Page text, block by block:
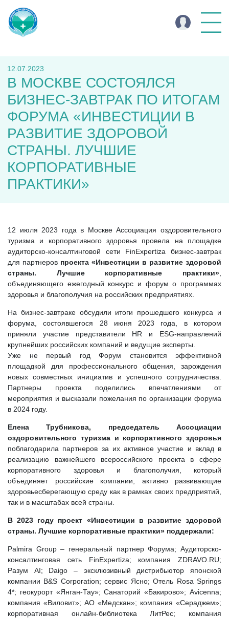
12.07.2023
В МОСКВЕ СОСТОЯЛСЯ
БИЗНЕС-ЗАВТРАК ПО ИТОГАМ
ФОРУМА «ИНВЕСТИЦИИ В
РАЗВИТИЕ ЗДОРОВОЙ
СТРАНЫ. ЛУЧШИЕ
КОРПОРАТИВНЫЕ
ПРАКТИКИ»
12 июля 2023 года в Москве Ассоциация оздоровительного
туризма и корпоративного здоровья провела на площадке
аудиторско-консалтинговой сети FinExpertiza бизнес-завтрак
для партнеров проекта «Инвестиции в развитие здоровой
страны. Лучшие корпоративные практики»
объединяющего ежегодный конкурс и форум о программах
здоровья и благополучия на российских предприятиях.
На бизнес-завтраке обсудили итоги прошедшего конкурса и
форума, состоявшегося 28 июня 2023 года, в котором
приняли участие представители HR и ESG-направлений
крупнейших российских компаний и ведущие эксперты.
Уже не первый год Форум становится эффективной
площадкой для профессионального общения, зарождения
новых совместных инициатив и успешного сотрудничества.
Партнеры проекта поделились впечатлениями от
мероприятия и высказали пожелания по организации форума
в 2024 году.
Елена Трубникова, председатель Ассоциации
оздоровительного туризма и корпоративного здоровья
поблагодарила партнеров за их активное участие и вклад в
реализацию важнейшего всероссийского проекта в сфере
корпоративного здоровья и благополучия, который
объединяет российские компании, активно развивающие
здоровьесберегающую среду как в рамках своих предприятий,
так и в масштабах всей страны.
В 2023 году проект «Инвестиции в развитие здоровой
страны. Лучшие корпоративные практики» поддержали:
Palmira Group – генеральный партнер Форума; Аудиторско-
консалтинговая сеть FinExpertiza; компания ZDRAVO.RU;
Разум AI; Daigo – эксклюзивный дистрибьютор японской
компании B&S Corporation; сервис Ясно; Отель Rosa Springs
4*; геокурорт «Янган-Тау»; Санаторий «Бакирово»; Avicenna;
компания «Виловит»; АО «Медскан»; компания «Сераджем»;
корпоративная онлайн-библиотека ЛитРес; компания